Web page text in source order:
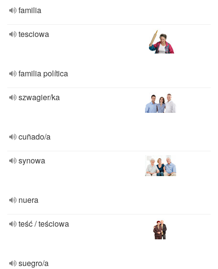
familia
tesciowa
familia política
szwagier/ka
cuñado/a
synowa
nuera
teść / teściowa
suegro/a